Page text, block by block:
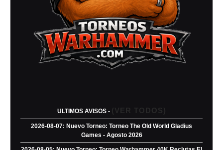
ULTIMOS AVISOS - (VER TODOS)
2026-08-07: Nuevo Torneo: Torneo The Old World Gladius
Games - Agosto 2026